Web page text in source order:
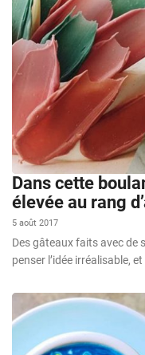
Dans cette
élevée au rang
5 août 2017
Des gâteaux faits avec de
penser l’idée irréalisable, et